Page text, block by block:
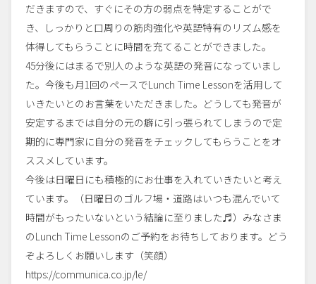
だきますので、すぐにその方の弱点を特定することがで
き、しっかりと口周りの筋肉強化や英語特有のリズム感を
体得してもらうことに時間を充てることができました。
45分後にはまるで別人のような英語の発音になっていまし
た。今後も月1回のペースでLunch Time Lessonを活用して
いきたいとのお言葉をいただきました。どうしても発音が
安定するまでは自分の元の癖に引っ張られてしまうので定
期的に専門家に自分の発音をチェックしてもらうことをオ
ススメしています。
今後は日曜日にも積極的にお仕事を入れていきたいと考え
ています。（日曜日のゴルフ場・道路はいつも混んでいて
時間がもったいないという結論に至りました♬）みなさま
のLunch Time Lessonのご予約をお待ちしております。どう
ぞよろしくお願いします（笑顔）
https://communica.co.jp/le/